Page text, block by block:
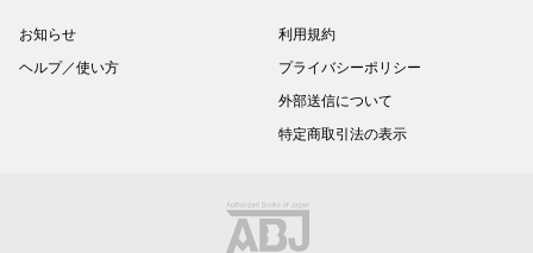
お知らせ
ヘルプ／使い方
利用規約
プライバシーポリシー
外部送信について
特定商取引法の表示